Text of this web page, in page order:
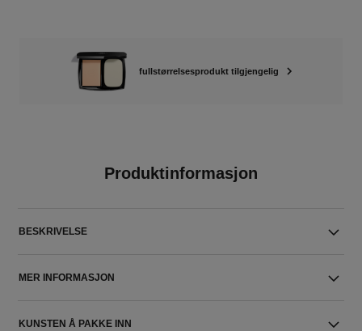
fullstørrelsesprodukt tilgjengelig
Produktinformasjon
BESKRIVELSE
MER INFORMASJON
KUNSTEN Å PAKKE INN